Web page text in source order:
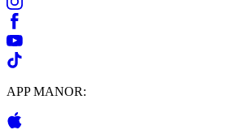
APP MANOR: